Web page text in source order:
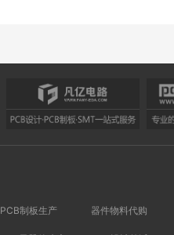
PCB制板生产 器件物料代购